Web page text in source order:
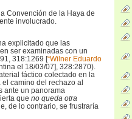
Convención de la Haya de
involucrado.
explicitado que las
ser examinadas con un
318:1269 [“Wilner Eduardo
el 18/03/07], 328:2870).
fáctico colectado en la
camino del rechazo al
ante un panorama
que no queda otra
de lo contrario, se frustraría